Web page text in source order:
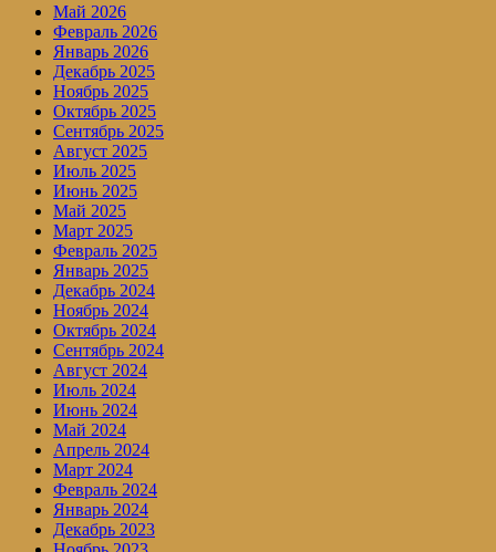
Май 2026
Февраль 2026
Январь 2026
Декабрь 2025
Ноябрь 2025
Октябрь 2025
Сентябрь 2025
Август 2025
Июль 2025
Июнь 2025
Май 2025
Март 2025
Февраль 2025
Январь 2025
Декабрь 2024
Ноябрь 2024
Октябрь 2024
Сентябрь 2024
Август 2024
Июль 2024
Июнь 2024
Май 2024
Апрель 2024
Март 2024
Февраль 2024
Январь 2024
Декабрь 2023